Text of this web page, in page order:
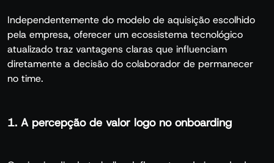
Independentemente do modelo de aquisição escolhido
pela empresa, oferecer um ecossistema tecnológico
atualizado traz vantagens claras que influenciam
diretamente a decisão do colaborador de permanecer
no time.
1. A percepção de valor logo no onboarding